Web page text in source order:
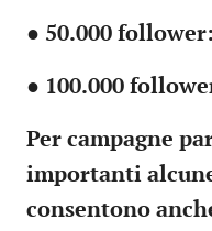
● 50.000
● 100.000
Per campagne
importanti
consentono